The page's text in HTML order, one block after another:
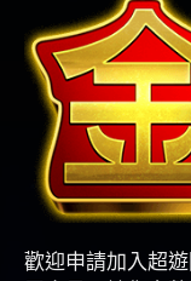
歡迎申請加入超